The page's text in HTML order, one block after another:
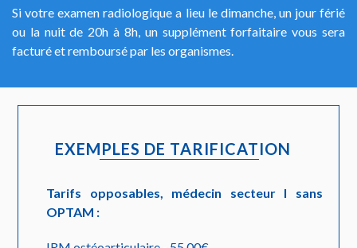
Si votre examen radiologique a lieu le dimanche, un jour férié
ou la nuit de 20h à 8h, un supplément forfaitaire vous sera
facturé et remboursé par les organismes.
EXEMPLES DE TARIFICATION
Tarifs opposables, médecin secteur I sans
OPTAM :